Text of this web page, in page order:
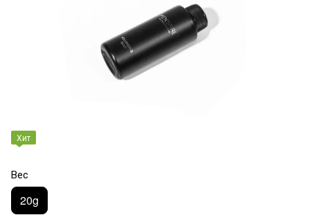
Хит
Вес
20g